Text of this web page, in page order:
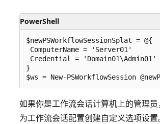
PowerShell
$newPSWorkflowSessionSplat = @{
ComputerName = 'Server01'
Credential = 'Domain01\Admin01'
}
如果你是工作流会话计算机上的管理
为工作流会话配置创建自定义选项设